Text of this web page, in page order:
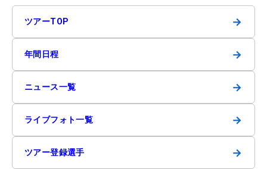
ツアーTOP →
年間日程 →
ニュース一覧 →
ライブフォト一覧 →
ツアー登録選手 →